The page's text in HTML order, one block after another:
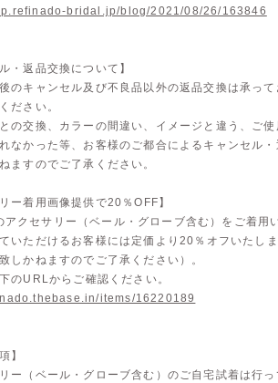
bridal.jp/blog/2021/08/26/163846
・返品交換について】
のキャンセル及び不良品以外の返品交換は承って
ださい。
の交換、カラーの間違い、イメージと違う、ご使
なかった等、お客様のご都合によるキャンセル・
ますのでご了承ください。
ー着用画像提供で20％OFF】
クセサリー（ベール・グローブ含む）をご着用
いただけるお客様には定価より20％オフいたし
しかねますのでご了承ください）。
のURLからご確認ください。
items/16220189
】
ー（ベール・グローブ含む）のご自宅試着は行